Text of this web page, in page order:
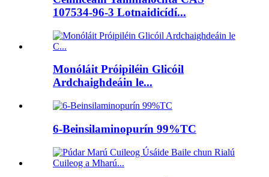
107534-96-3 Lotnaidicídí...
Monóláit Próipiléin Glicóil
Ardchaighdeáin le...
6-Beinsilaminopurín 99%TC